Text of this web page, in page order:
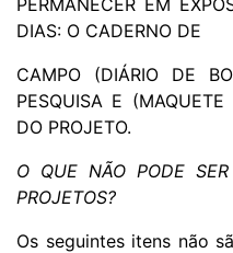
PERMANECER EM
DIAS: O CADERNO DE
CAMPO (DIÁRIO DE
PESQUISA E
DO PROJETO.
O QUE NÃO PODE
PROJETOS?
Os seguintes itens não